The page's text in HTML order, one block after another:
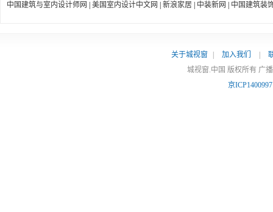
中国建筑与室内设计师网 美国室内设计中文网 新浪家居 中装新网 中国建筑装
关于城视窗 加入我们
城视窗.中国 版权所有 广
京